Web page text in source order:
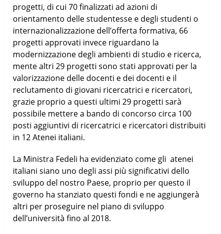
progetti, di cui 70 finalizzati ad azioni di
orientamento delle studentesse e degli studenti o
internazionalizzazione dell’offerta formativa, 66
progetti approvati invece riguardano la
modernizzazione degli ambienti di studio e ricerca,
mente altri 29 progetti sono stati approvati per la
valorizzazione delle docenti e dei docenti e il
reclutamento di giovani ricercatrici e ricercatori,
grazie proprio a questi ultimi 29 progetti sarà
possibile mettere a bando di concorso circa 100
posti aggiuntivi di ricercatrici e ricercatori distribuiti
in 12 Atenei italiani.
La Ministra Fedeli ha evidenziato come gli atenei
italiani siano uno degli assi più significativi dello
sviluppo del nostro Paese, proprio per questo il
governo ha stanziato questi fondi e ne aggiungerà
altri per proseguire nel piano di sviluppo
dell’università fino al 2018.